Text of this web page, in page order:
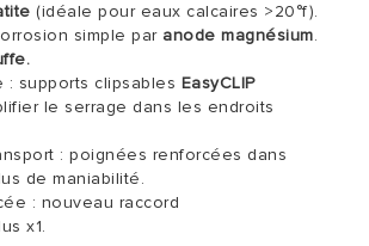
(idéale pour eaux calcaires >20°f).
simple par anode magnésium.
: supports clipsables EasyCLIP
le serrage dans les endroits
: poignées renforcées dans
de maniabilité.
: nouveau raccord
x1.